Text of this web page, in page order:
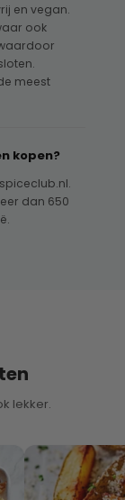
en vegan.
ook
meest
kopen?
dan 650
lekker.